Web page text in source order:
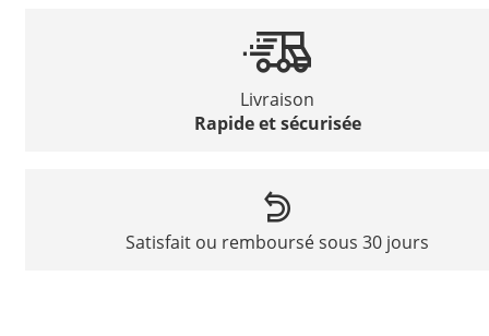
Livraison
Rapide et sécurisée
Satisfait ou remboursé sous 30 jours